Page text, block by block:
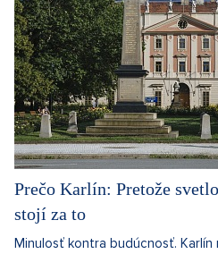
Prečo Karlín: Pretože
stojí za to
Minulosť kontra budúcnosť. Karlín